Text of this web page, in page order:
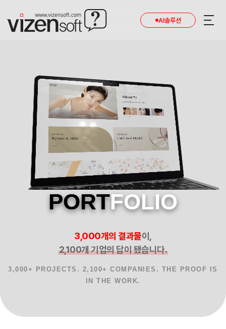
AI솔루션
PORTFOLIO
3,000개의 결과물이,
2,100개 기업의 답이 됐습니다.
3,000+ PROJECTS. 2,100+ COMPANIES. THE PROOF IS
IN THE WORK.